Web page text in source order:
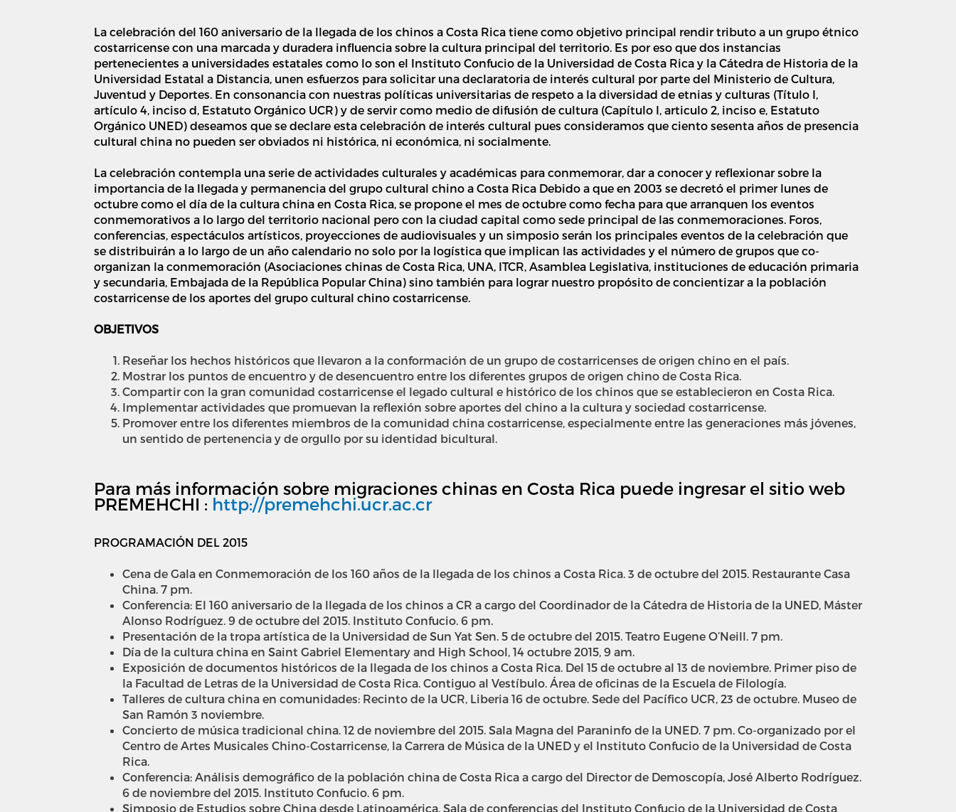
La celebración del 160 aniversario de la llegada de los chinos a Costa Rica tiene como objetivo principal rendir tributo a un grupo étnico
costarricense con una marcada y duradera influencia sobre la cultura principal del territorio. Es por eso que dos instancias
pertenecientes a universidades estatales como lo son el Instituto Confucio de la Universidad de Costa Rica y la Cátedra de Historia de la
Universidad Estatal a Distancia, unen esfuerzos para solicitar una declaratoria de interés cultural por parte del Ministerio de Cultura,
Juventud y Deportes. En consonancia con nuestras políticas universitarias de respeto a la diversidad de etnias y culturas (Título I,
artículo 4, inciso d, Estatuto Orgánico UCR) y de servir como medio de difusión de cultura (Capítulo I, articulo 2, inciso e, Estatuto
Orgánico UNED) deseamos que se declare esta celebración de interés cultural pues consideramos que ciento sesenta años de presencia
cultural china no pueden ser obviados ni histórica, ni económica, ni socialmente.
La celebración contempla una serie de actividades culturales y académicas para conmemorar, dar a conocer y reflexionar sobre la
importancia de la llegada y permanencia del grupo cultural chino a Costa Rica Debido a que en 2003 se decretó el primer lunes de
octubre como el día de la cultura china en Costa Rica, se propone el mes de octubre como fecha para que arranquen los eventos
conmemorativos a lo largo del territorio nacional pero con la ciudad capital como sede principal de las conmemoraciones. Foros,
conferencias, espectáculos artísticos, proyecciones de audiovisuales y un simposio serán los principales eventos de la celebración que
se distribuirán a lo largo de un año calendario no solo por la logística que implican las actividades y el número de grupos que co-
organizan la conmemoración (Asociaciones chinas de Costa Rica, UNA, ITCR, Asamblea Legislativa, instituciones de educación primaria
y secundaria, Embajada de la República Popular China) sino también para lograr nuestro propósito de concientizar a la población
costarricense de los aportes del grupo cultural chino costarricense.
OBJETIVOS
Reseñar los hechos históricos que llevaron a la conformación de un grupo de costarricenses de origen chino en el país.
Mostrar los puntos de encuentro y de desencuentro entre los diferentes grupos de origen chino de Costa Rica.
Compartir con la gran comunidad costarricense el legado cultural e histórico de los chinos que se establecieron en Costa Rica.
Implementar actividades que promuevan la reflexión sobre aportes del chino a la cultura y sociedad costarricense.
Promover entre los diferentes miembros de la comunidad china costarricense, especialmente entre las generaciones más jóvenes,
un sentido de pertenencia y de orgullo por su identidad bicultural.
Para más información sobre migraciones chinas en Costa Rica puede ingresar el sitio web
PREMEHCHI : http://premehchi.ucr.ac.cr
PROGRAMACIÓN DEL 2015
Cena de Gala en Conmemoración de los 160 años de la llegada de los chinos a Costa Rica. 3 de octubre del 2015. Restaurante Casa
China. 7 pm.
Conferencia: El 160 aniversario de la llegada de los chinos a CR a cargo del Coordinador de la Cátedra de Historia de la UNED, Máster
Alonso Rodríguez. 9 de octubre del 2015. Instituto Confucio. 6 pm.
Presentación de la tropa artística de la Universidad de Sun Yat Sen. 5 de octubre del 2015. Teatro Eugene O’Neill. 7 pm.
Día de la cultura china en Saint Gabriel Elementary and High School, 14 octubre 2015, 9 am.
Exposición de documentos históricos de la llegada de los chinos a Costa Rica. Del 15 de octubre al 13 de noviembre. Primer piso de
la Facultad de Letras de la Universidad de Costa Rica. Contiguo al Vestíbulo. Área de oficinas de la Escuela de Filología.
Talleres de cultura china en comunidades: Recinto de la UCR, Liberia 16 de octubre. Sede del Pacífico UCR, 23 de octubre. Museo de
San Ramón 3 noviembre.
Concierto de música tradicional china. 12 de noviembre del 2015. Sala Magna del Paraninfo de la UNED. 7 pm. Co-organizado por el
Centro de Artes Musicales Chino-Costarricense, la Carrera de Música de la UNED y el Instituto Confucio de la Universidad de Costa
Rica.
Conferencia: Análisis demográfico de la población china de Costa Rica a cargo del Director de Demoscopía, José Alberto Rodríguez.
6 de noviembre del 2015. Instituto Confucio. 6 pm.
Simposio de Estudios sobre China desde Latinoamérica. Sala de conferencias del Instituto Confucio de la Universidad de Costa